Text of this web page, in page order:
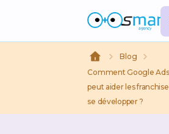
Blog
Comment Google Ads
peut aider les
se développer ?